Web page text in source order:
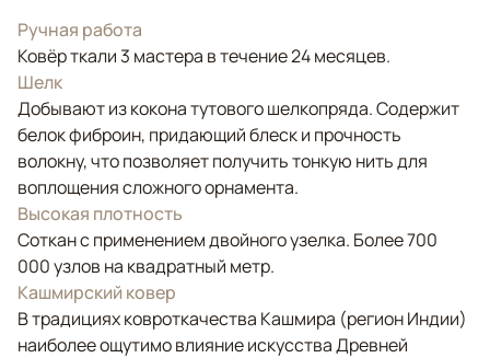
Ручная работа
Ковёр ткали 3 мастера в течение 24 месяцев.
Шелк
Добывают из кокона тутового шелкопряда. Содержит
белок фиброин, придающий блеск и прочность
волокну, что позволяет получить тонкую нить для
воплощения сложного орнамента.
Высокая плотность
Соткан с применением двойного узелка. Более 700
000 узлов на квадратный метр.
Кашмирский ковер
В традициях ковроткачества Кашмира (регион Индии)
наиболее ощутимо влияние искусства Древней